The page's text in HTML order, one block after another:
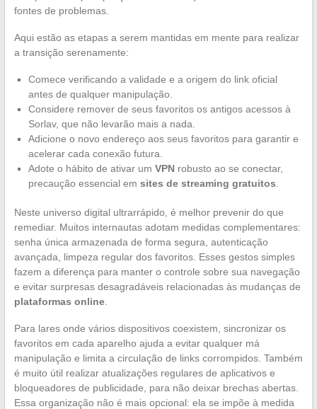
fontes de problemas.
Aqui estão as etapas a serem mantidas em mente para realizar
a transição serenamente:
Comece verificando a validade e a origem do link oficial
antes de qualquer manipulação.
Considere remover de seus favoritos os antigos acessos à
Sorlav, que não levarão mais a nada.
Adicione o novo endereço aos seus favoritos para garantir e
acelerar cada conexão futura.
Adote o hábito de ativar um VPNrobusto ao se conectar,
precaução essencial em sites de streaming gratuitos
Neste universo digital ultrarrápido, é melhor prevenir do que
remediar. Muitos internautas adotam medidas complementares:
senha única armazenada de forma segura, autenticação
avançada, limpeza regular dos favoritos. Esses gestos simples
fazem a diferença para manter o controle sobre sua navegação
e evitar surpresas desagradáveis relacionadas às mudanças de
plataformas online.
Para lares onde vários dispositivos coexistem, sincronizar os
favoritos em cada aparelho ajuda a evitar qualquer má
manipulação e limita a circulação de links corrompidos. Também
é muito útil realizar atualizações regulares de aplicativos e
bloqueadores de publicidade, para não deixar brechas abertas.
Essa organização não é mais opcional: ela se impõe à medida